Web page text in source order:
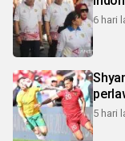
6 hari
5 hari